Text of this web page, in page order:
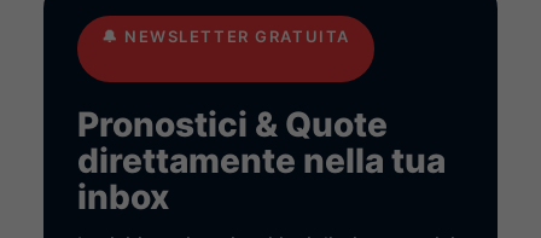
🔔 NEWSLETTER GRATUITA
Pronostici & Quote
direttamente nella tua
inbox